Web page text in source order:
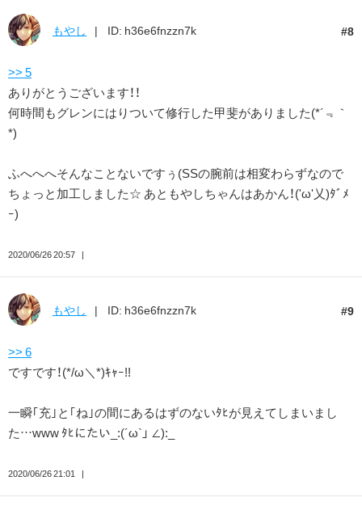
8
もやし ID: h36e6fnzzn7k
>> 5
ありがとうございます！！
何時間もグレンにはりついて修行した甲斐がありました(*´﹃｀
*)
ふへへへそんなことないですぅ(SSの腕前は相変わらずなので
ちょっと加工しました☆ あともやしちゃんはあかん！('ω'乂)ﾀﾞﾒ
ｰ)
2020/06/26 20:57
9
もやし ID: h36e6fnzzn7k
>> 6
ですです！(*/ω＼*)ｷｬｰ!!
一瞬｢充｣と｢ね｣の間にあるはずのないﾀﾋが見えてしまいまし
た…www ﾀﾋにたい_:(´ω`」 ∠):_
2020/06/26 21:01